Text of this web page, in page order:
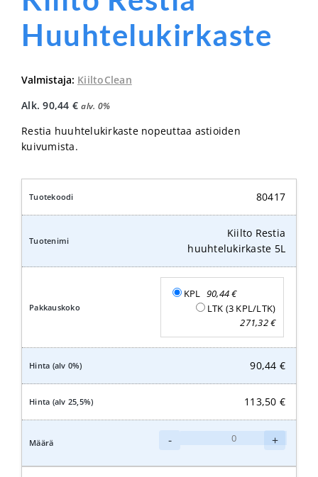
Huuhtelukirkaste
Valmistaja: KiiltoClean
Alk.90,44 € alv. 0%
Restia huuhtelukirkaste nopeuttaa astioiden
kuivumista.
80417
Kiilto Restia
huuhtelukirkaste 5L
KPL 90,44€
LTK (3 KPL/LTK)
271,32€
90,44 €
113,50 €
-
huuhtelukirkaste
+